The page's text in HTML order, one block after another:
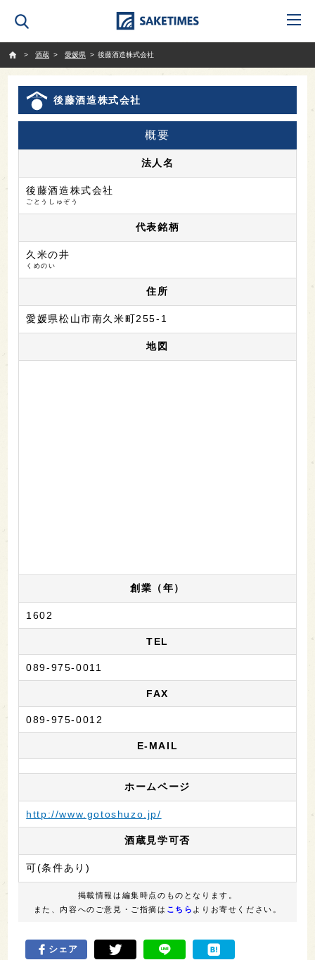
酒蔵
愛媛県 後藤酒造株式会社
後藤酒造株式会社
概要
法人名
後藤酒造株式会社
ごとうしゅぞう
代表銘柄
久米の井
くめのい
住所
愛媛県松山市南久米町255-1
地図
創業（年）
1602
TEL
089-975-0011
FAX
089-975-0012
E-MAIL
ホームページ
http://www.gotoshuzo.jp/
酒蔵見学可否
可(条件あり)
掲載情報は編集時点のものとなります。
また、内容へのご意見・ご指摘は こちら よりお寄せください。
シェア